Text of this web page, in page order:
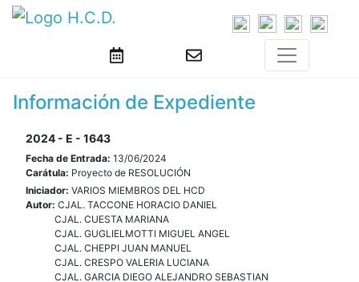
Información de Expediente
2024 - E - 1643
Fecha de Entrada: 13/06/2024
Carátula: Proyecto de RESOLUCIÓN
Iniciador: VARIOS MIEMBROS DEL HCD
Autor: CJAL. TACCONE HORACIO DANIEL
CJAL. CUESTA MARIANA
CJAL. GUGLIELMOTTI MIGUEL ANGEL
CJAL. CHEPPI JUAN MANUEL
CJAL. CRESPO VALERIA LUCIANA
CJAL. GARCIA DIEGO ALEJANDRO SEBASTIAN